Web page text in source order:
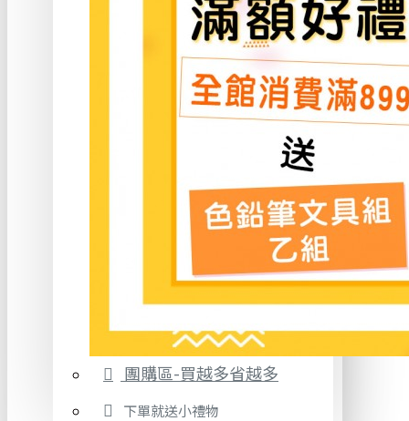
團購區-買越多省越多
下單就送小禮物